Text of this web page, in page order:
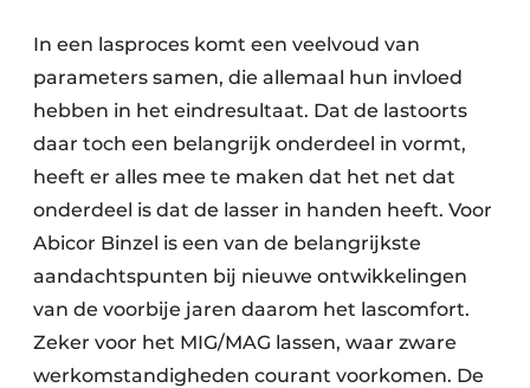
In een lasproces komt een veelvoud van
parameters samen, die allemaal hun invloed
hebben in het eindresultaat. Dat de lastoorts
daar toch een belangrijk onderdeel in vormt,
heeft er alles mee te maken dat het net dat
onderdeel is dat de lasser in handen heeft. Voor
Abicor Binzel is een van de belangrijkste
aandachtspunten bij nieuwe ontwikkelingen
van de voorbije jaren daarom het lascomfort.
Zeker voor het MIG/MAG lassen, waar zware
werkomstandigheden courant voorkomen. De